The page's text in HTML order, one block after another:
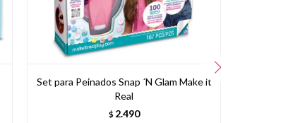
Set para Peinados Snap ´N Glam Make it
Real
$ 2.490